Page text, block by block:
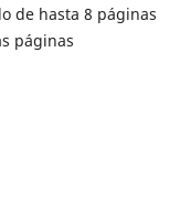
de hasta 8 páginas
páginas